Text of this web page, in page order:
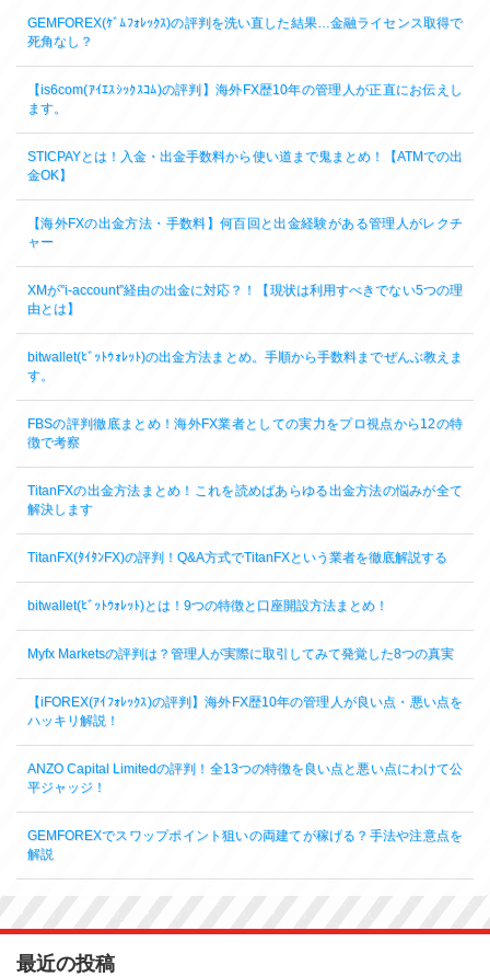
GEMFOREX(ｹﾞﾑﾌｫﾚｯｸｽ)の評判を洗い直した結果…金融ライセンス取得で
死角なし？
【is6com(ｱｲｴｽｼｯｸｽｺﾑ)の評判】海外FX歴10年の管理人が正直にお伝えし
ます。
STICPAYとは！入金・出金手数料から使い道まで鬼まとめ！【ATMでの出
金OK】
【海外FXの出金方法・手数料】何百回と出金経験がある管理人がレクチ
ャー
XMが”i-account”経由の出金に対応？！【現状は利用すべきでない5つの理
由とは】
bitwallet(ﾋﾞｯﾄｳｫﾚｯﾄ)の出金方法まとめ。手順から手数料までぜんぶ教えま
す。
FBSの評判徹底まとめ！海外FX業者としての実力をプロ視点から12の特
徴で考察
TitanFXの出金方法まとめ！これを読めばあらゆる出金方法の悩みが全て
解決します
TitanFX(ﾀｲﾀﾝFX)の評判！Q&A方式でTitanFXという業者を徹底解説する
bitwallet(ﾋﾞｯﾄｳｫﾚｯﾄ)とは！9つの特徴と口座開設方法まとめ！
Myfx Marketsの評判は？管理人が実際に取引してみて発覚した8つの真実
【iFOREX(ｱｲﾌｫﾚｯｸｽ)の評判】海外FX歴10年の管理人が良い点・悪い点を
ハッキリ解説！
ANZO Capital Limitedの評判！全13つの特徴を良い点と悪い点にわけて公
平ジャッジ！
GEMFOREXでスワップポイント狙いの両建てが稼げる？手法や注意点を
解説
最近の投稿